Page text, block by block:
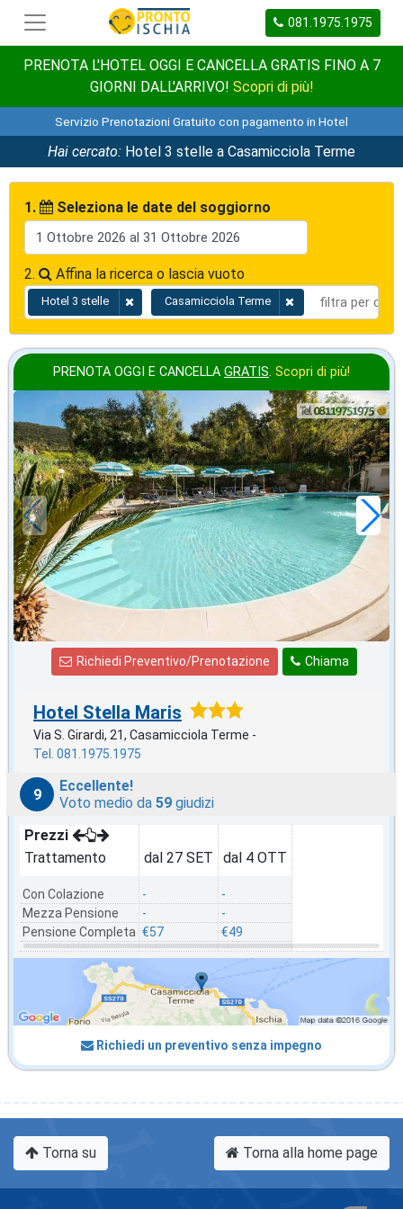
081.1975.1975
PRENOTA L'HOTEL OGGI E CANCELLA GRATIS FINO A 7
GIORNI DALL'ARRIVO! Scopri di più!
Servizio Prenotazioni Gratuito con pagamento in Hotel
Hai cercato: Hotel 3 stelle a Casamicciola Terme
1. Seleziona le date del soggiorno
2. Affina la ricerca o lascia vuoto
Hotel 3 stelle Casamicciola Terme
PRENOTA OGGI E CANCELLA GRATIS. Scopri di più!
ottobre
in offerta da
€49,86
a notte
Chiama
Richiedi Preventivo/Prenotazione
Hotel Stella Maris
Via S. Girardi, 21, Casamicciola Terme -
Tel. 081.1975.1975
9
Eccellente!
Voto medio da 59 giudizi
Prezzi
Trattamento
Con Colazione
Mezza Pensione
Pensione Completa
dal 27 SET
-
-
€57
dal 4 OTT
-
-
€49
Richiedi un preventivo senza impegno
Torna su Torna alla home page